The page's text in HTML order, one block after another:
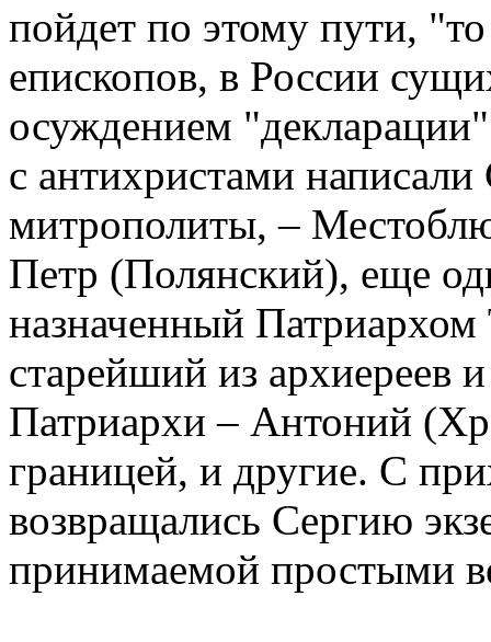
пойдет по этому пути, "то
епископов, в России
осуждением
с антихристами
митрополиты, –
Петр (Полянский), еще
назначенный
старейший из архиереев
Патриархи – Антоний
границей, и другие. С
возвращались Сергию
принимаемой простыми